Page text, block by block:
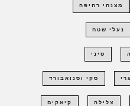
מצנחי רחיפה
נעלי שטח
סיני
סקי וסנואבורד
צלילה קיאקים